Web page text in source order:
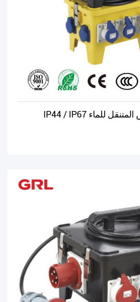
12 مربع المقبس المتنقل للماء IP44 / IP67